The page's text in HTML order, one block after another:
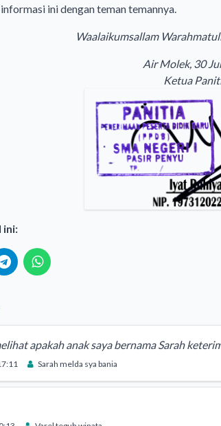
ini dengan teman temannya.
Waalaikumsallam
Air Molek, 30
Ketua
ini:
apakah anak saya bernama Sarah
Sarah melda sya bania